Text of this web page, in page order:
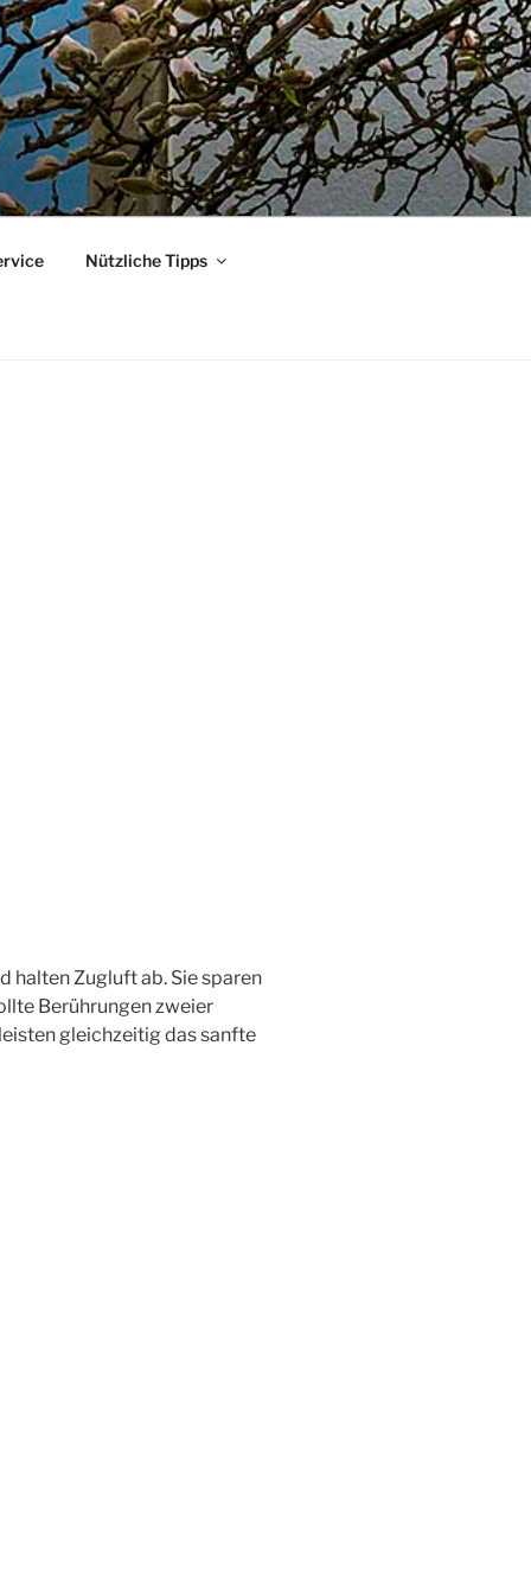
Nützliche Tipps
halten Zugluft ab. Sie sparen
Berührungen zweier
gleichzeitig das sanfte